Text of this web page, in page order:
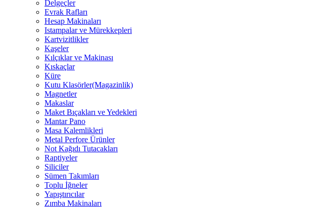
Delgeçler
Evrak Rafları
Hesap Makinaları
Istampalar ve Mürekkepleri
Kartvizitlikler
Kaşeler
Kılçıklar ve Makinası
Kıskaçlar
Küre
Kutu Klasörler(Magazinlik)
Magnetler
Makaslar
Maket Bıçakları ve Yedekleri
Mantar Pano
Masa Kalemlikleri
Metal Perfore Ürünler
Not Kağıdı Tutacakları
Raptiyeler
Siliciler
Sümen Takımları
Toplu İğneler
Yapıştırıcılar
Zımba Makinaları